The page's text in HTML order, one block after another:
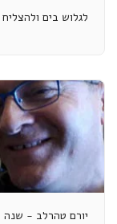
לגלוש בים ולהצליח 311
יורם טהרלב - שנה